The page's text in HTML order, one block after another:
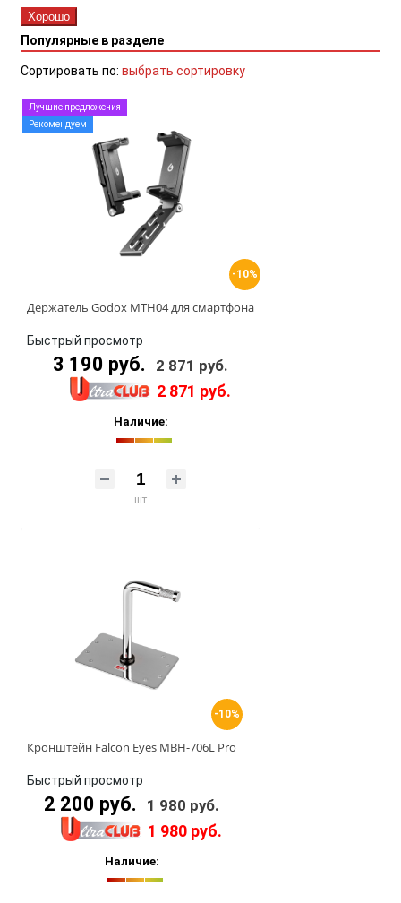
Хорошо
Популярные в разделе
Сортировать по: выбрать сортировку
-10%
Лучшие предложения
Рекомендуем
Держатель Godox MTH04 для смартфона
Быстрый просмотр
3 190 руб. 2 871 руб.
2 871 руб.
Наличие:
шт
-10%
Кронштейн Falcon Eyes MBH-706L Pro
Быстрый просмотр
2 200 руб. 1 980 руб.
1 980 руб.
Наличие: